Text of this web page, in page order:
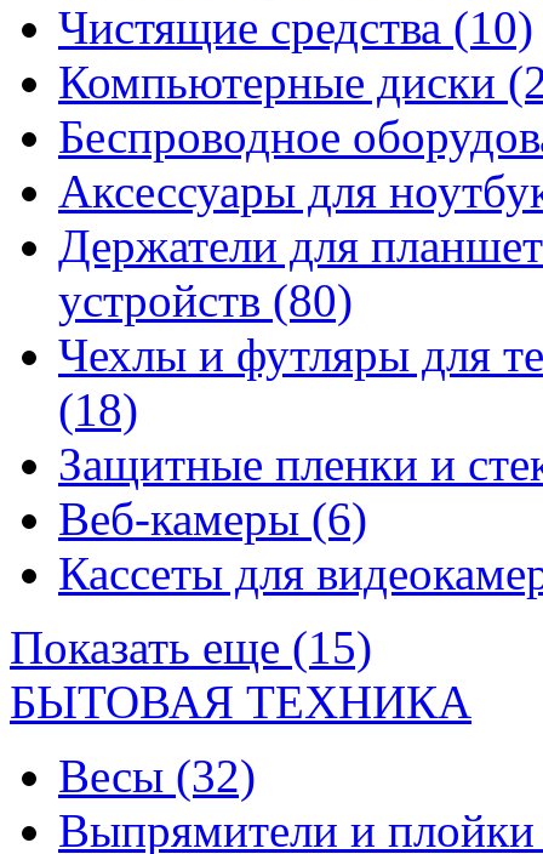
Чистящие средства (10)
Компьютерные диски
Беспроводное
Аксессуары для
Держатели для
устройств (80)
Чехлы и футляры для
(18)
Защитные пленки и
Веб-камеры (6)
Кассеты для
Показать еще (15)
БЫТОВАЯ ТЕХНИКА
Весы (32)
Выпрямители и